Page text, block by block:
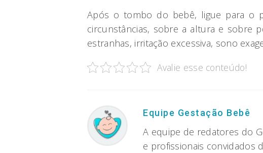
Após o tombo do bebê, ligue para o
circunstâncias, sobre a altura e sobre
estranhas, irritação excessiva, sono
Avalie esse conteúdo!
Equipe Gestação Bebê
A equipe de redatores do
e profissionais convidados